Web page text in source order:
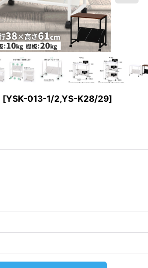
[YSK-013-1/2,YS-K28/29]